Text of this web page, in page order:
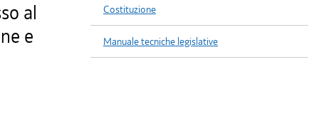
al
e
Costituzione
Manuale tecniche legislative